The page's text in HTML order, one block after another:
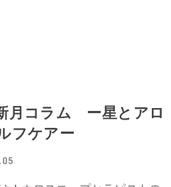
月コラム ー星とアロ
フケアー